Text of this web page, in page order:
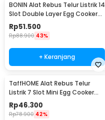
BONIN Alat Rebus Telur Listrik 14
Slot Double Layer Egg Cooker
350W - ZY-30
Rp51.500
Rp88.900 43%
+ Keranjang
TaffHOME Alat Rebus Telur
Listrik 7 Slot Mini Egg Cooker
350W - BN-10
Rp46.300
Rp78.900 42%